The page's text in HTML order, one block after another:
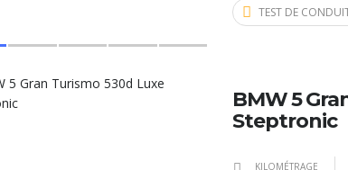
TEST DE
BMW 5
Steptronic
KILOMÉTRAGE